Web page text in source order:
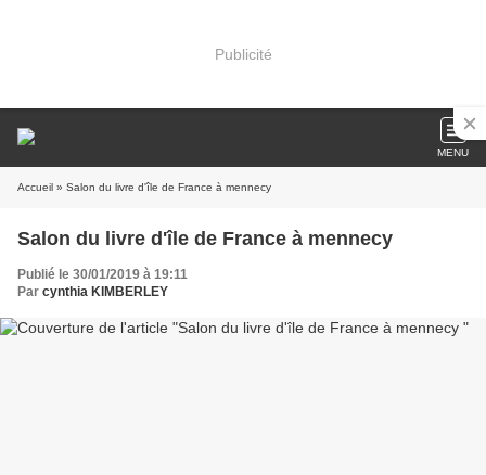
Publicité
MENU
Accueil » Salon du livre d'île de France à mennecy
Salon du livre d'île de France à mennecy
Publié le 30/01/2019 à 19:11
Par cynthia KIMBERLEY